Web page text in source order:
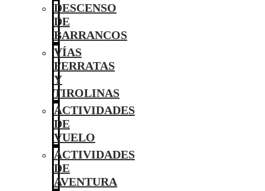
DESCENSO
DE
BARRANCOS
VÍAS
FERRATAS
Y
TIROLINAS
ACTIVIDADES
DE
VUELO
ACTIVIDADES
DE
AVENTURA